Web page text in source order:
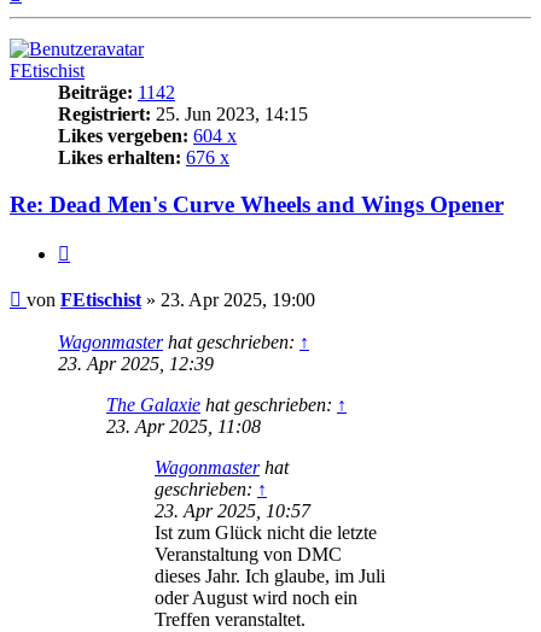
FEtischist
Beiträge: 1142
Registriert: 25. Jun 2023, 14:15
Likes vergeben: 604 x
Likes erhalten: 676 x
Re: Dead Men's Curve Wheels and Wings Opener
Beitrag
von FEtischist» 23. Apr 2025, 19:00
Wagonmasterhat geschrieben: ↑
23. Apr 2025, 12:39
The Galaxie hat geschrieben: ↑
23. Apr 2025, 11:08
Wagonmasterhat
geschrieben: ↑
23. Apr 2025, 10:57
Ist zum Glück nicht die letzte
Veranstaltung von DMC
dieses Jahr. Ich glaube, im Juli
oder August wird noch ein
Treffen veranstaltet.